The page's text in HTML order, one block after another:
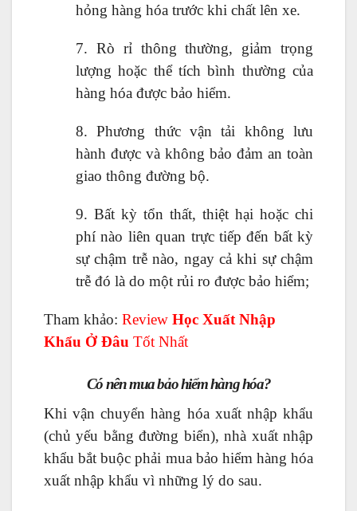
hỏng hàng hóa trước khi chất lên xe.
7. Rò rỉ thông thường, giảm trọng
lượng hoặc thể tích bình thường của
hàng hóa được bảo hiểm.
8. Phương thức vận tải không lưu
hành được và không bảo đảm an toàn
giao thông đường bộ.
9. Bất kỳ tổn thất, thiệt hại hoặc chi
phí nào liên quan trực tiếp đến bất kỳ
sự chậm trễ nào, ngay cả khi sự chậm
trễ đó là do một rủi ro được bảo hiểm;
Tham khảo: Review Học Xuất Nhập
Khẩu Ở Đâu Tốt Nhất
Có nên mua bảo hiểm hàng hóa?
Khi vận chuyển hàng hóa xuất nhập khẩu
(chủ yếu bằng đường biển), nhà xuất nhập
khẩu bắt buộc phải mua bảo hiểm hàng hóa
xuất nhập khẩu vì những lý do sau.